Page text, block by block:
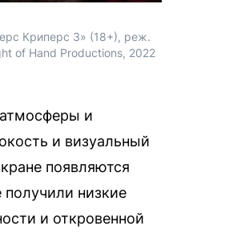
Криперс 3» (18+), реж.
of Hand Productions, 2022
и
и визуальный
появляются
низкие
и откровенной